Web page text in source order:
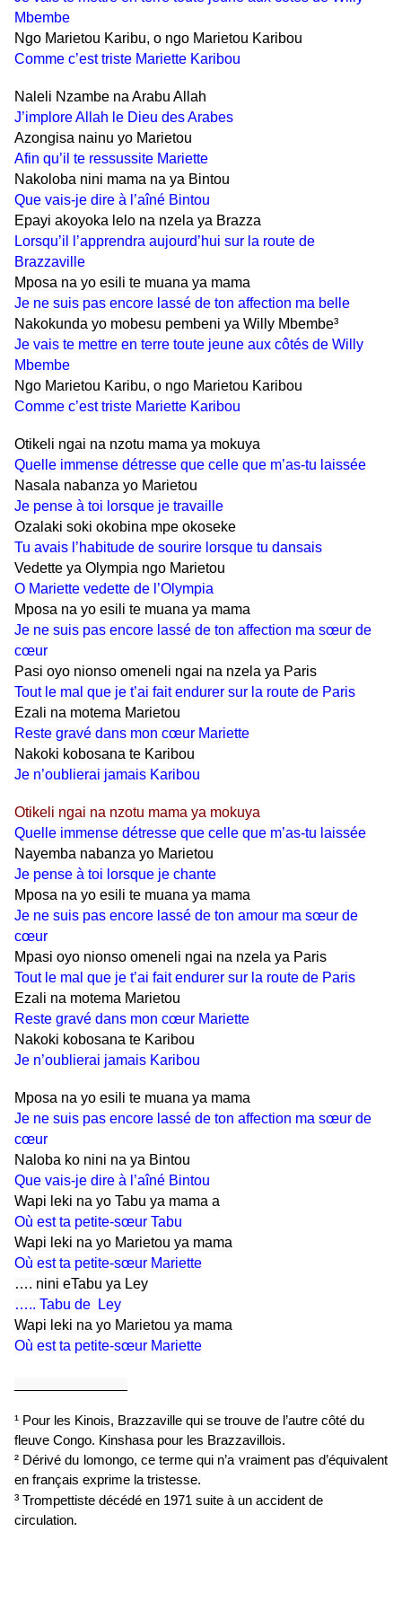
Mbembe
Ngo Marietou Karibu, o ngo Marietou Karibou
Comme c’est triste Mariette Karibou
Naleli Nzambe na Arabu Allah
J’implore Allah le Dieu des Arabes
Azongisa nainu yo Marietou
Afin qu’il te ressussite Mariette
Nakoloba nini mama na ya Bintou
Que vais-je dire à l’aîné Bintou
Epayi akoyoka lelo na nzela ya Brazza
Lorsqu’il l’apprendra aujourd’hui sur la route de
Brazzaville
Mposa na yo esili te muana ya mama
Je ne suis pas encore lassé de ton affection ma belle
Nakokunda yo mobesu pembeni ya Willy Mbembe³
Je vais te mettre en terre toute jeune aux côtés de Willy
Mbembe
Ngo Marietou Karibu, o ngo Marietou Karibou
Comme c’est triste Mariette Karibou
Otikeli ngai na nzotu mama ya mokuya
Quelle immense détresse que celle que m’as-tu laissée
Nasala nabanza yo Marietou
Je pense à toi lorsque je travaille
Ozalaki soki okobina mpe okoseke
Tu avais l’habitude de sourire lorsque tu dansais
Vedette ya Olympia ngo Marietou
O Mariette vedette de l’Olympia
Mposa na yo esili te muana ya mama
Je ne suis pas encore lassé de ton affection ma sœur de
cœur
Pasi oyo nionso omeneli ngai na nzela ya Paris
Tout le mal que je t’ai fait endurer sur la route de Paris
Ezali na motema Marietou
Reste gravé dans mon cœur Mariette
Nakoki kobosana te Karibou
Je n’oublierai jamais Karibou
Otikeli ngai na nzotu mama ya mokuya
Quelle immense détresse que celle que m’as-tu laissée
Nayemba nabanza yo Marietou
Je pense à toi lorsque je chante
Mposa na yo esili te muana ya mama
Je ne suis pas encore lassé de ton amour ma sœur de
cœur
Mpasi oyo nionso omeneli ngai na nzela ya Paris
Tout le mal que je t’ai fait endurer sur la route de Paris
Ezali na motema Marietou
Reste gravé dans mon cœur Mariette
Nakoki kobosana te Karibou
Je n’oublierai jamais Karibou
Mposa na yo esili te muana ya mama
Je ne suis pas encore lassé de ton affection ma sœur de
cœur
Naloba ko nini na ya Bintou
Que vais-je dire à l’aîné Bintou
Wapi leki na yo Tabu ya mama a
Où est ta petite-sœur Tabu
Wapi leki na yo Marietou ya mama
Où est ta petite-sœur Mariette
…. nini eTabu ya Ley
….. Tabu de Ley
Wapi leki na yo Marietou ya mama
Où est ta petite-sœur Mariette
¹ Pour les Kinois, Brazzaville qui se trouve de l’autre côté du
fleuve Congo. Kinshasa pour les Brazzavillois.
² Dérivé du lomongo, ce terme qui n’a vraiment pas d’équivalent
en français exprime la tristesse.
³ Trompettiste décédé en 1971 suite à un accident de
circulation.